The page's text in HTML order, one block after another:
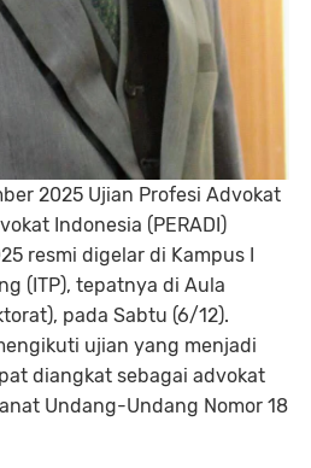
2025 Ujian Profesi Advokat
Indonesia (PERADI)
resmi digelar di Kampus I
(ITP), tepatnya di Aula
pada Sabtu (6/12).
ujian yang menjadi
diangkat sebagai advokat
Undang-Undang Nomor 18